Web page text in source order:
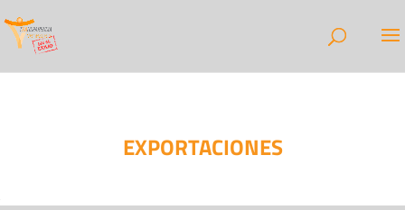
EXPORTACIONES